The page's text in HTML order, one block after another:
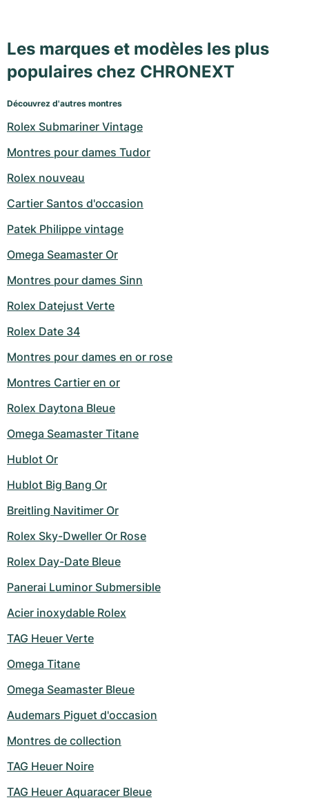
Les marques et modèles les plus
populaires chez CHRONEXT
Découvrez d'autres montres
Rolex Submariner Vintage
Montres pour dames Tudor
Rolex nouveau
Cartier Santos d'occasion
Patek Philippe vintage
Omega Seamaster Or
Montres pour dames Sinn
Rolex Datejust Verte
Rolex Date 34
Montres pour dames en or rose
Montres Cartier en or
Rolex Daytona Bleue
Omega Seamaster Titane
Hublot Or
Hublot Big Bang Or
Breitling Navitimer Or
Rolex Sky-Dweller Or Rose
Rolex Day-Date Bleue
Panerai Luminor Submersible
Acier inoxydable Rolex
TAG Heuer Verte
Omega Titane
Omega Seamaster Bleue
Audemars Piguet d'occasion
Montres de collection
TAG Heuer Noire
TAG Heuer Aquaracer Bleue